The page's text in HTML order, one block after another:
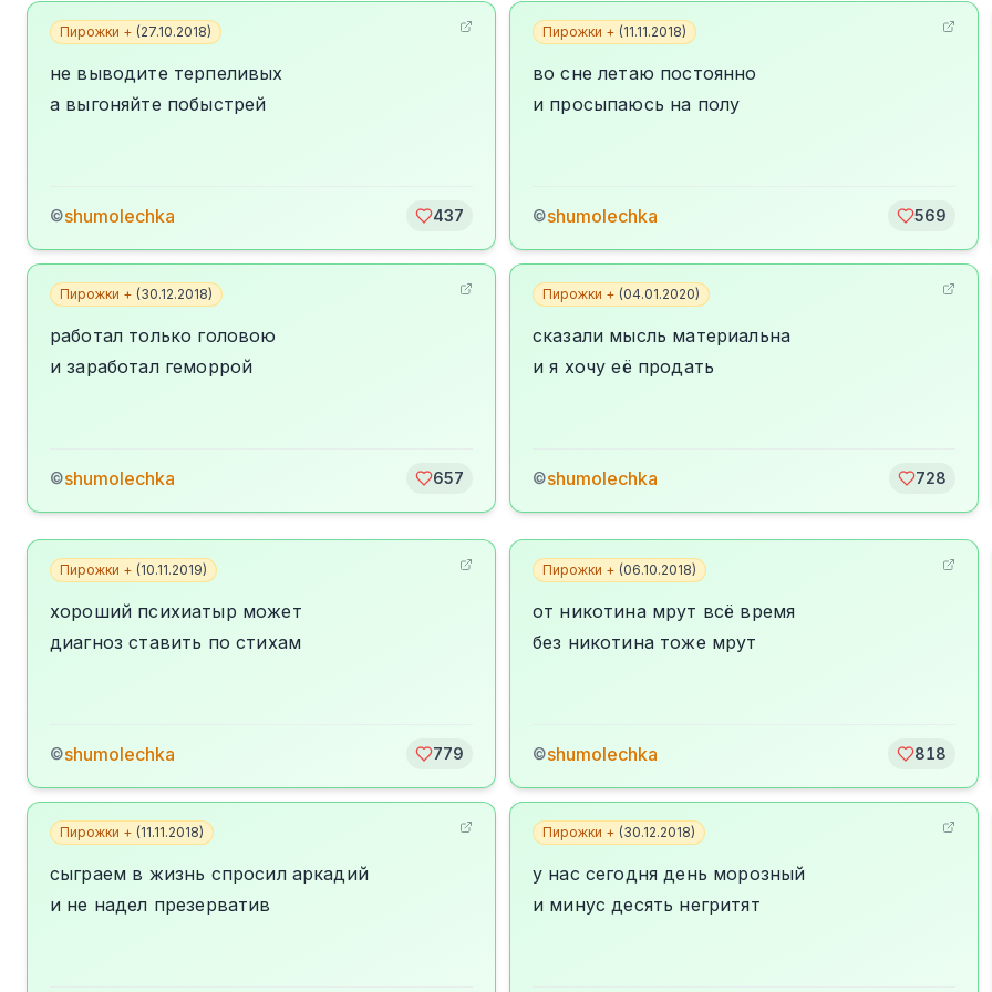
Пирожки + (27.10.2018)
не выводите терпеливых
а выгоняйте побыстрей
©shumolechka 437
Пирожки + (11.11.2018)
во сне летаю постоянно
и просыпаюсь на полу
©shumolechka 569
Пирожки + (30.12.2018)
работал только головою
и заработал геморрой
©shumolechka 657
Пирожки + (04.01.2020)
сказали мысль материальна
и я хочу её продать
©shumolechka 728
Пирожки + (10.11.2019)
хороший психиатыр может
диагноз ставить по стихам
©shumolechka 779
Пирожки + (06.10.2018)
от никотина мрут всё время
без никотина тоже мрут
©shumolechka 818
Пирожки + (11.11.2018)
сыграем в жизнь спросил аркадий
и не надел презерватив
Пирожки + (30.12.2018)
у нас сегодня день морозный
и минус десять негритят